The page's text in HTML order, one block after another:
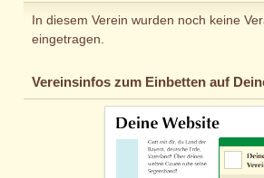
In diesem Verein wurden noch keine
eingetragen.
Vereinsinfos zum Einbetten auf